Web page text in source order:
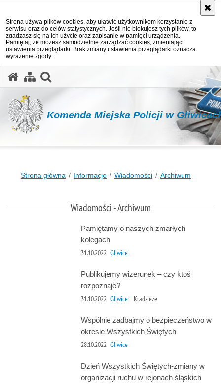
Strona używa plików cookies, aby ułatwić użytkownikom korzystanie z
serwisu oraz do celów statystycznych. Jeśli nie blokujesz tych plików, to
zgadzasz się na ich użycie oraz zapisanie w pamięci urządzenia.
Pamiętaj, że możesz samodzielnie zarządzać cookies, zmieniając
ustawienia przeglądarki. Brak zmiany ustawienia przeglądarki oznacza
wyrażenie zgody.
Komenda Miejska Policji w
Strona główna Informacje Wiadomości Archiwum
Wiadomości - Archiwum
Pamiętamy o naszych zmarłych
kolegach
31.10.2022 Gliwice
Publikujemy wizerunek – czy ktoś
rozpoznaje?
31.10.2022 Gliwice Kradzieże
Wspólnie zadbajmy o bezpieczeństwo w
okresie Wszystkich Świętych
28.10.2022 Gliwice
Dzień Wszystkich Świętych-zmiany w
organizacji ruchu w rejonach śląskich